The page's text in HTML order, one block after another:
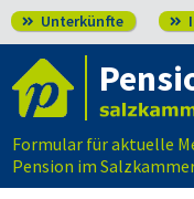
 Unterkünfte 
Formular für aktuelle
Pension im